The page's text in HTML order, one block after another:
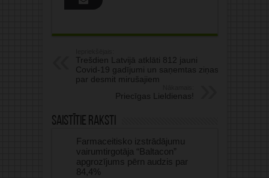
Trešdien Latvijā atklāti 812 jauni
Covid-19 gadījumi un saņemtas ziņas
par desmit mirušajiem
Priecīgas Lieldienas!
Saistītie raksti
Farmaceitisko izstrādājumu
vairumtirgotāja “Baltacon”
apgrozījums pērn audzis par
84,4%